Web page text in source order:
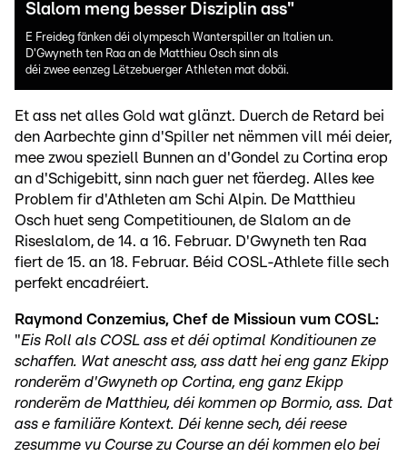
Slalom meng besser Disziplin ass"
E Freideg fänken déi olympesch Wanterspiller an Italien un.
D'Gwyneth ten Raa an de Matthieu Osch sinn als
déi zwee eenzeg Lëtzebuerger Athleten mat dobäi.
Et ass net alles Gold wat glänzt. Duerch de Retard bei
den Aarbechte ginn d'Spiller net nëmmen vill méi deier,
mee zwou speziell Bunnen an d'Gondel zu Cortina erop
an d'Schigebitt, sinn nach guer net fäerdeg. Alles kee
Problem fir d'Athleten am Schi Alpin. De Matthieu
Osch huet seng Competitiounen, de Slalom an de
Riseslalom, de 14. a 16. Februar. D'Gwyneth ten Raa
fiert de 15. an 18. Februar. Béid COSL-Athlete fille sech
perfekt encadréiert.
Raymond Conzemius, Chef de Missioun vum COSL:
"Eis Roll als COSL ass et déi optimal Konditiounen ze
schaffen. Wat anescht ass, ass datt hei eng ganz Ekipp
ronderëm d'Gwyneth op Cortina, eng ganz Ekipp
ronderëm de Matthieu, déi kommen op Bormio, ass. Dat
ass e familiäre Kontext. Déi kenne sech, déi reese
zesumme vu Course zu Course an déi kommen elo bei